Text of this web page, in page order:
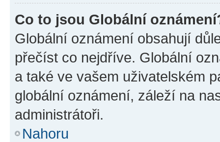
Co to jsou Globální
Globální oznámení obsahují
přečíst co nejdříve. Globální
a také ve vašem uživatelském
globální oznámení, záleží na
administrátoři.
Nahoru